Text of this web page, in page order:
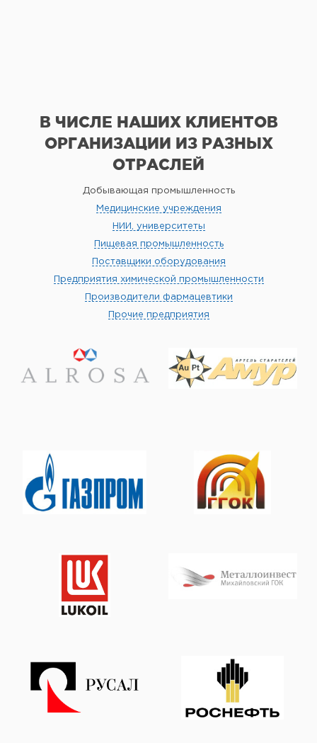
В ЧИСЛЕ НАШИХ КЛИЕНТОВ
ОРГАНИЗАЦИИ ИЗ РАЗНЫХ
ОТРАСЛЕЙ
Добывающая промышленность
Медицинские учреждения
НИИ, университеты
Пищевая промышленность
Поставщики оборудования
Предприятия химической промышленности
Производители фармацевтики
Прочие предприятия